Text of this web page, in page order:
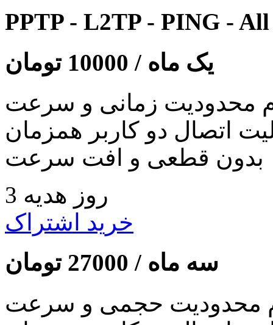
PPTP - L2TP - PING -
یک ماه / 10000 تومان
محدودیت زمانی و سرعت
اتصال دو کاربر همزمان
بدون قطعی و افت سرعت
3 روز هدیه
خرید اشتراک
سه ماه / 27000 تومان
محدودیت حجمی و سرعت